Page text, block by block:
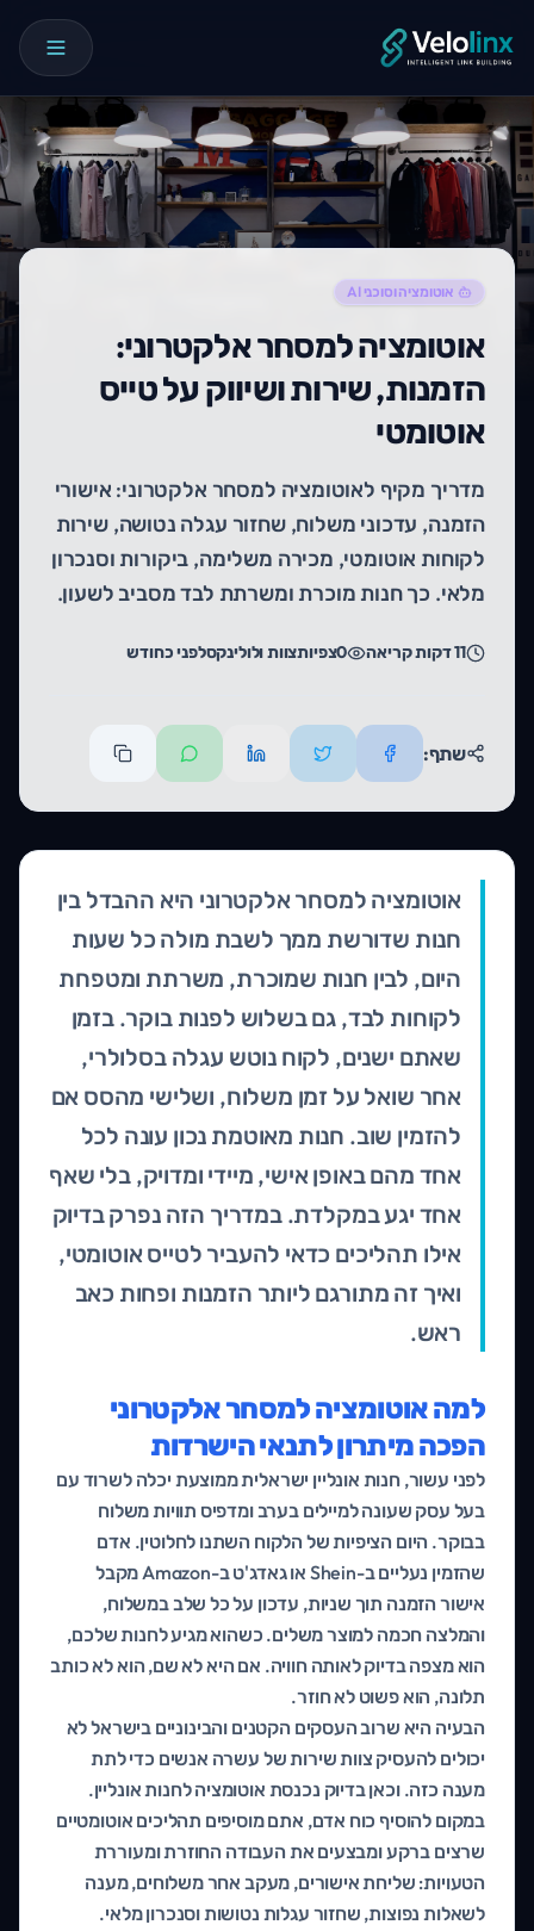
אוטומציה וסוכני AI
אוטומציה למסחר אלקטרוני:
הזמנות, שירות ושיווק על טייס
אוטומטי
מדריך מקיף לאוטומציה למסחר אלקטרוני: אישורי
הזמנה, עדכוני משלוח, שחזור עגלה נטושה, שירות
לקוחות אוטומטי, מכירה משלימה, ביקורות וסנכרון
מלאי. כך חנות מוכרת ומשרתת לבד מסביב לשעון.
11דקות קריאה 1צפיותצוות ולולינקסלפני כחודש
שתף:
אוטומציה למסחר אלקטרוני היא ההבדל בין
חנות שדורשת ממך לשבת מולה כל שעות
היום, לבין חנות שמוכרת, משרתת ומטפחת
לקוחות לבד, גם בשלוש לפנות בוקר. בזמן
שאתם ישנים, לקוח נוטש עגלה בסלולרי,
אחר שואל על זמן משלוח, ושלישי מהסס אם
להזמין שוב. חנות מאוטמת נכון עונה לכל
אחד מהם באופן אישי, מיידי ומדויק, בלי שאף
אחד יגע במקלדת. במדריך הזה נפרק בדיוק
אילו תהליכים כדאי להעביר לטייס אוטומטי,
ואיך זה מתורגם ליותר הזמנות ופחות כאב
ראש.
למה אוטומציה למסחר אלקטרוני
הפכה מיתרון לתנאי הישרדות
לפני עשור, חנות אונליין ישראלית ממוצעת יכלה לשרוד עם
בעל עסק שעונה למיילים בערב ומדפיס תוויות משלוח
בבוקר. היום הציפיות של הלקוח השתנו לחלוטין. אדם
שהזמין נעליים ב-Shein או גאדג'ט ב-Amazon מקבל
אישור הזמנה תוך שניות, עדכון על כל שלב במשלוח,
והמלצה חכמה למוצר משלים. כשהוא מגיע לחנות שלכם,
הוא מצפה בדיוק לאותה חוויה. אם היא לא שם, הוא לא כותב
תלונה, הוא פשוט לא חוזר.
הבעיה היא שרוב העסקים הקטנים והבינוניים בישראל לא
יכולים להעסיק צוות שירות של עשרה אנשים כדי לתת
מענה כזה. וכאן בדיוק נכנסת אוטומציה לחנות אונליין.
במקום להוסיף כוח אדם, אתם מוסיפים תהליכים אוטומטיים
שרצים ברקע ומבצעים את העבודה החוזרת ומעוררת
הטעויות: שליחת אישורים, מעקב אחר משלוחים, מענה
לשאלות נפוצות, שחזור עגלות נטושות וסנכרון מלאי.